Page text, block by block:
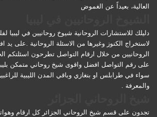
العالية، بعيداً عن الغموض
دليلك للاستشارات الروحانية شيوخ روحانيين في ليبيا
لاستخراج الكنوز وغيرها من الاسئلة الروحانية .على يد
الروحانيين من خلال ارقام التواصل تطرحون اسئلتكم
على رقم التواصل افضل واقوى شيخ روحاني متمكن
سواء في طرابلس او بنغازي وباقي المدن الليبية
والمعرفة .
تجدون على قسم شيخ الروحاني الجزائر كل ارقام